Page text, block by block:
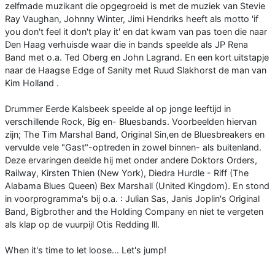
zelfmade muzikant die opgegroeid is met de muziek van Stevie
Ray Vaughan, Johnny Winter, Jimi Hendriks heeft als motto 'if
you don't feel it don't play it' en dat kwam van pas toen die naar
Den Haag verhuisde waar die in bands speelde als JP Rena
Band met o.a. Ted Oberg en John Lagrand. En een kort uitstapje
naar de Haagse Edge of Sanity met Ruud Slakhorst de man van
Kim Holland .
Drummer Eerde Kalsbeek speelde al op jonge leeftijd in
verschillende Rock, Big en- Bluesbands. Voorbeelden hiervan
zijn; The Tim Marshal Band, Original Sin,en de Bluesbreakers en
vervulde vele "Gast"-optreden in zowel binnen- als buitenland.
Deze ervaringen deelde hij met onder andere Doktors Orders,
Railway, Kirsten Thien (New York), Diedra Hurdle - Riff (The
Alabama Blues Queen) Bex Marshall (United Kingdom). En stond
in voorprogramma's bij o.a. : Julian Sas, Janis Joplin's Original
Band, Bigbrother and the Holding Company en niet te vergeten
als klap op de vuurpijl Otis Redding lll.
When it's time to let loose... Let's jump!